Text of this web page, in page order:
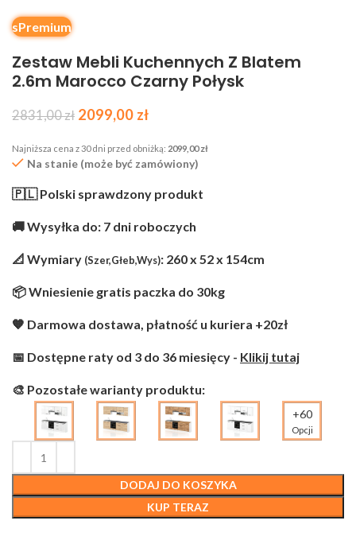
sPremium
Zestaw Mebli Kuchennych Z Blatem
2.6m Marocco Czarny Połysk
2831,00zł 2099,00 zł
Najniższa cena z 30 dni przed obniżką: 2099,00zł
Na stanie (może być zamówiony)
🇵🇱 Polski sprawdzony produkt
🚚 Wysyłka do: 7 dni roboczych
📐 Wymiary (Szer,Głeb,Wys): 260 x 52 x 154cm
📦 Wniesienie gratis paczka do 30kg
🧡 Darmowa dostawa, płatność u kuriera +20zł
📅 Dostępne raty od 3 do 36 miesięcy - Klikij tutaj
🎨 Pozostałe warianty produktu:
+60
Opcji
DODAJ DO KOSZYKA
KUP TERAZ